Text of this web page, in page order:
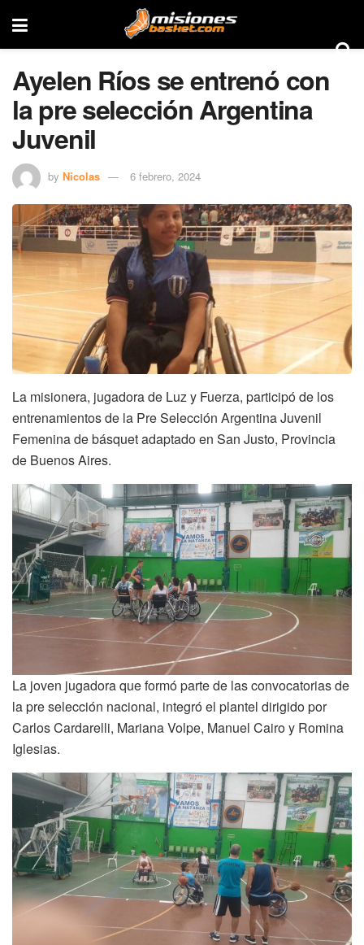
Ayelen Ríos se entrenó con
la pre selección Argentina
Juvenil
by Nicolas 6 febrero, 2024
La misionera, jugadora de Luz y Fuerza, participó de los
entrenamientos de la Pre Selección Argentina Juvenil
Femenina de básquet adaptado en San Justo, Provincia
de Buenos Aires.
La joven jugadora que formó parte de las convocatorias de
la pre selección nacional, integró el plantel dirigido por
Carlos Cardarelli, Mariana Volpe, Manuel Cairo y Romina
Iglesias.